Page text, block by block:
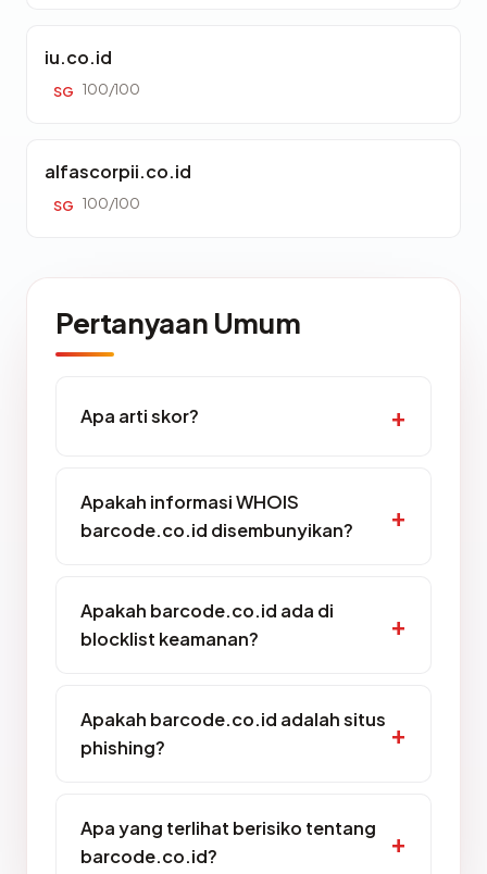
iu.co.id
SG 100/100
alfascorpii.co.id
SG 100/100
Pertanyaan Umum
Apa arti skor?
Apakah informasi WHOIS
barcode.co.id disembunyikan?
Apakah barcode.co.id ada di
blocklist keamanan?
Apakah barcode.co.id adalah situs
phishing?
Apa yang terlihat berisiko tentang
barcode.co.id?